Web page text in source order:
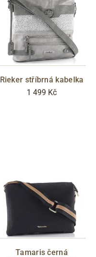
Rieker stříbrná kabelka
1 499 Kč
Tamaris černá